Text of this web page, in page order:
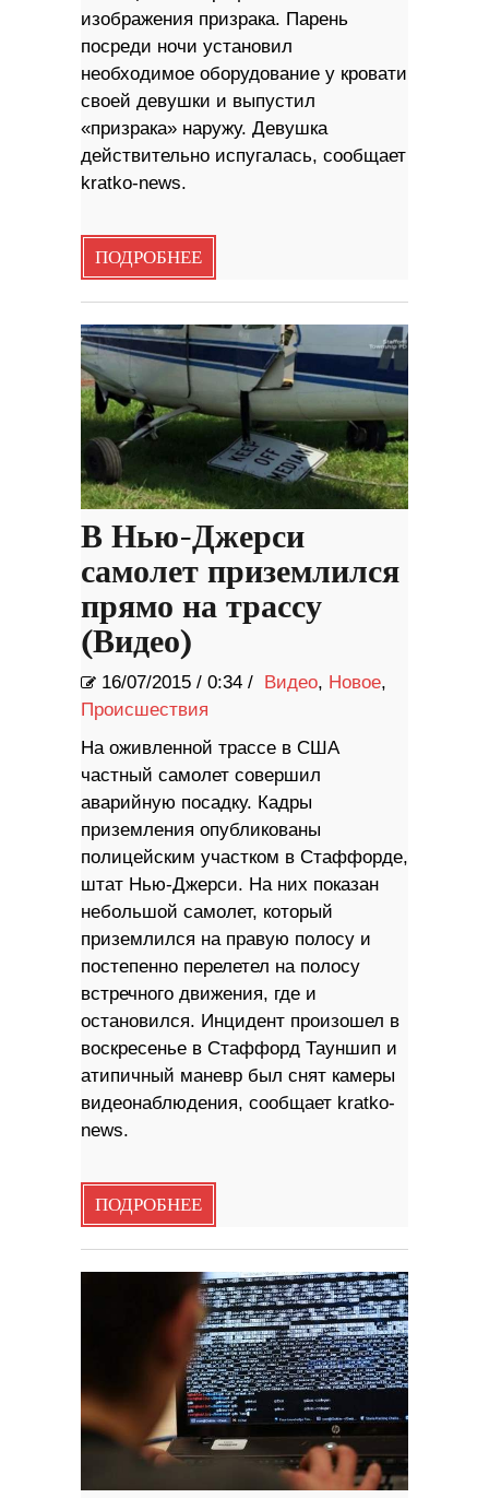
изображения призрака. Парень
посреди ночи установил
необходимое оборудование у кровати
своей девушки и выпустил
«призрака» наружу. Девушка
действительно испугалась, сообщает
kratko-news.
ПОДРОБНЕЕ
В Нью-Джерси
самолет приземлился
прямо на трассу
(Видео)
16/07/2015 / 0:34 / Видео, Новое,
Происшествия
На оживленной трассе в США
частный самолет совершил
аварийную посадку. Кадры
приземления опубликованы
полицейским участком в Стаффорде,
штат Нью-Джерси. На них показан
небольшой самолет, который
приземлился на правую полосу и
постепенно перелетел на полосу
встречного движения, где и
остановился. Инцидент произошел в
воскресенье в Стаффорд Тауншип и
атипичный маневр был снят камеры
видеонаблюдения, сообщает kratko-
news.
ПОДРОБНЕЕ